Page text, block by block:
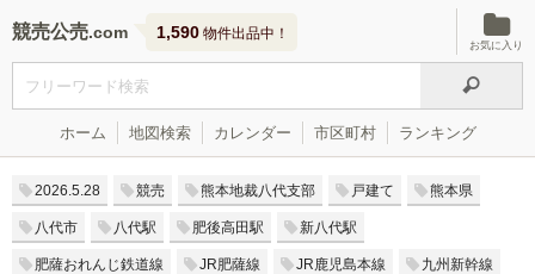
競売公売 1,590 物件出品中！
お気に入り
ホーム 地図検索 カレンダー 市区町村 ランキング
2026.5.28 競売 熊本地裁八代支部 戸建て 熊本県
八代市 八代駅 肥後高田駅 新八代駅
肥薩おれんじ鉄道線 JR肥薩線 JR鹿児島本線 九州新幹線